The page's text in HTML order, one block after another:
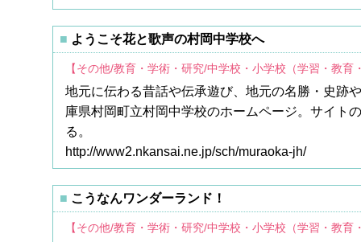
ようこそ花と歌声の村岡中学校へ
【その他/教育・学術・研究/中学校・小学校（学習・教育
地元に伝わる昔話や伝承遊び、地元の名勝・史跡
庫県村岡町立村岡中学校のホームページ。サイト
る。
http://www2.nkansai.ne.jp/sch/muraoka-jh/
こうなんワンダーランド！
【その他/教育・学術・研究/中学校・小学校（学習・教育